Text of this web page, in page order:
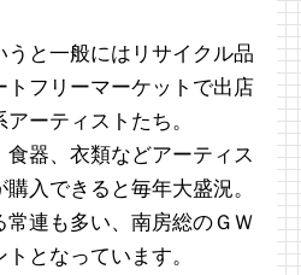
うと一般にはリサイクル品
トフリーマーケットで出店
ーティストたち。
器、衣類などアーティス
購入できると毎年大盛況。
連も多い、南房総のＧＷ
となっています。